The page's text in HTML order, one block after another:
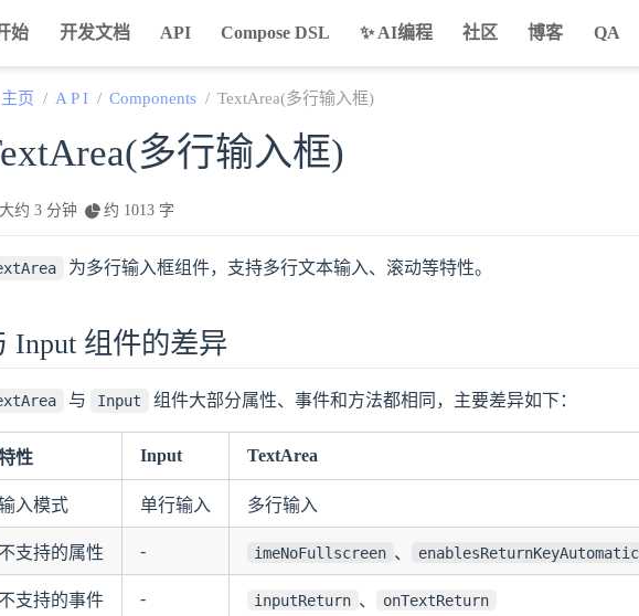
始 开发文档 API Compose DSL ✨ AI编程 社区 博客 QA
主页 A P I Components TextArea(多行输入框)
多行输入框)
大约 3 分钟 约 1013 字
为多行输入框组件，支持多行文本输入、滚动等特性。
Input 组件的差异
与 Input 组件大部分属性、事件和方法都相同，主要差异如下：
性 Input TextArea
入模式 单行输入 多行输入
不支持的属性 - imeNoFullscreen 、
不支持的事件 - inputReturn 、 onTextReturn